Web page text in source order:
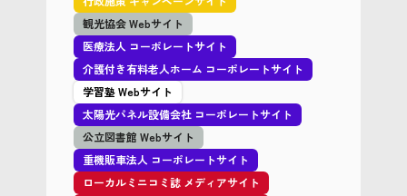
観光協会 Webサイト
医療法人 コーポレートサイト
介護付き有料老人ホーム コーポレートサイト
学習塾 Webサイト
太陽光パネル設備会社 コーポレートサイト
公立図書館 Webサイト
重機販車法人 コーポレートサイト
ローカルミニコミ誌 メディアサイト